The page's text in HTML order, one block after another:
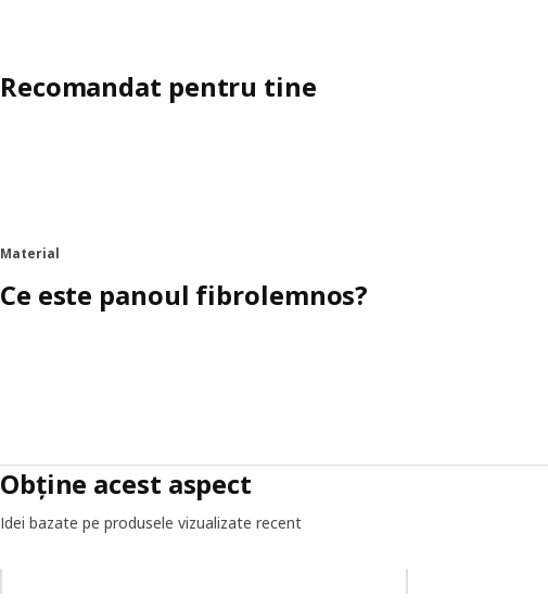
Recomandat pentru tine
Material
Ce este panoul fibrolemnos?
Obține acest aspect
Idei bazate pe produsele vizualizate recent